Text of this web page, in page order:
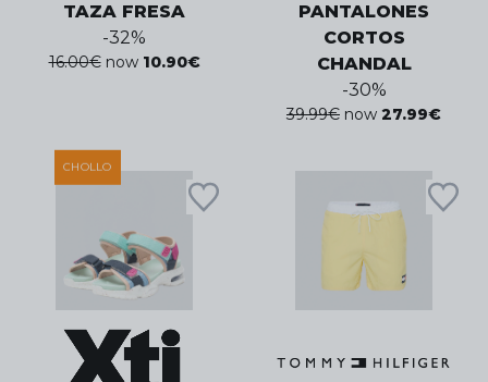
TAZA FRESA
-32%
16.00€ now 10.90€
PANTALONES
CORTOS
CHANDAL
-30%
39.99€ now 27.99€
CHOLLO